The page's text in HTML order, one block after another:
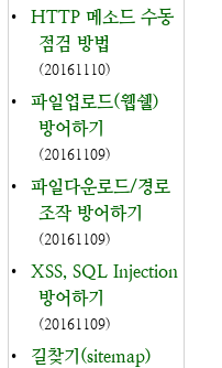
•
HTTP 메소드 수동
점검 방법
(20161110)
•
파일업로드(웹쉘)
방어하기
(20161109)
•
파일다운로드/경로
조작 방어하기
(20161109)
•
XSS, SQL Injection
방어하기
(20161109)
• 길찾기(sitemap)